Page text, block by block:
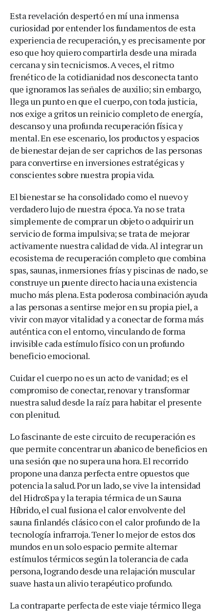
Esta revelación despertó en mí una inmensa
curiosidad por entender los fundamentos de esta
experiencia de recuperación, y es precisamente por
eso que hoy quiero compartirla desde una mirada
cercana y sin tecnicismos. A veces, el ritmo
frenético de la cotidianidad nos desconecta tanto
que ignoramos las señales de auxilio; sin embargo,
llega un punto en que el cuerpo, con toda justicia,
nos exige a gritos un reinicio completo de energía,
descanso y una profunda recuperación física y
mental. En ese escenario, los productos y espacios
de bienestar dejan de ser caprichos de las personas
para convertirse en inversiones estratégicas y
conscientes sobre nuestra propia vida.
El bienestar se ha consolidado como el nuevo y
verdadero lujo de nuestra época. Ya no se trata
simplemente de comprar un objeto o adquirir un
servicio de forma impulsiva; se trata de mejorar
activamente nuestra calidad de vida. Al integrar un
ecosistema de recuperación completo que combina
spas, saunas, inmersiones frías y piscinas de nado, se
construye un puente directo hacia una existencia
mucho más plena. Esta poderosa combinación ayuda
a las personas a sentirse mejor en su propia piel, a
vivir con mayor vitalidad y a conectar de forma más
auténtica con el entorno, vinculando de forma
invisible cada estímulo físico con un profundo
beneficio emocional.
Cuidar el cuerpo no es un acto de vanidad; es el
compromiso de conectar, renovar y transformar
nuestra salud desde la raíz para habitar el presente
con plenitud.
Lo fascinante de este circuito de recuperación es
que permite concentrar un abanico de beneficios en
una sesión que no supera una hora. El recorrido
propone una danza perfecta entre opuestos que
potencia la salud. Por un lado, se vive la intensidad
del HidroSpa y la terapia térmica de un Sauna
Híbrido, el cual fusiona el calor envolvente del
sauna finlandés clásico con el calor profundo de la
tecnología infrarroja. Tener lo mejor de estos dos
mundos en un solo espacio permite alternar
estímulos térmicos según la tolerancia de cada
persona, logrando desde una relajación muscular
suave hasta un alivio terapéutico profundo.
La contraparte perfecta de este viaje térmico llega